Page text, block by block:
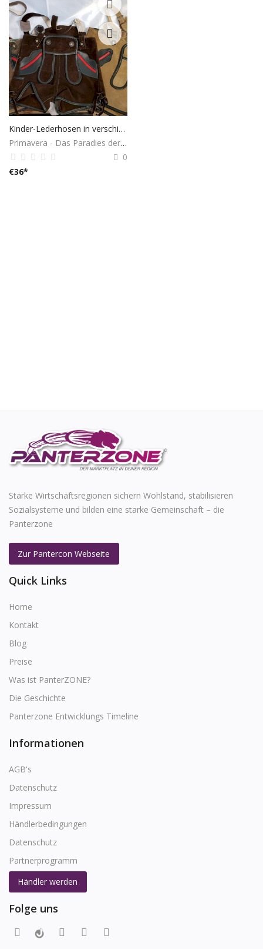
Kinder-Lederhosen in verschiedenen Größen und Farben
Primavera - Das Paradies der Geschenke
0
€36*
Starke Wirtschaftsregionen sichern Wohlstand, stabilisieren
Sozialsysteme und bilden eine starke Gemeinschaft – die
Panterzone
Zur Pantercon Webseite
Quick Links
Home
Kontakt
Blog
Preise
Was ist PanterZONE?
Die Geschichte
Panterzone Entwicklungs Timeline
Informationen
AGB's
Datenschutz
Impressum
Händlerbedingungen
Datenschutz
Partnerprogramm
Händler werden
Folge uns